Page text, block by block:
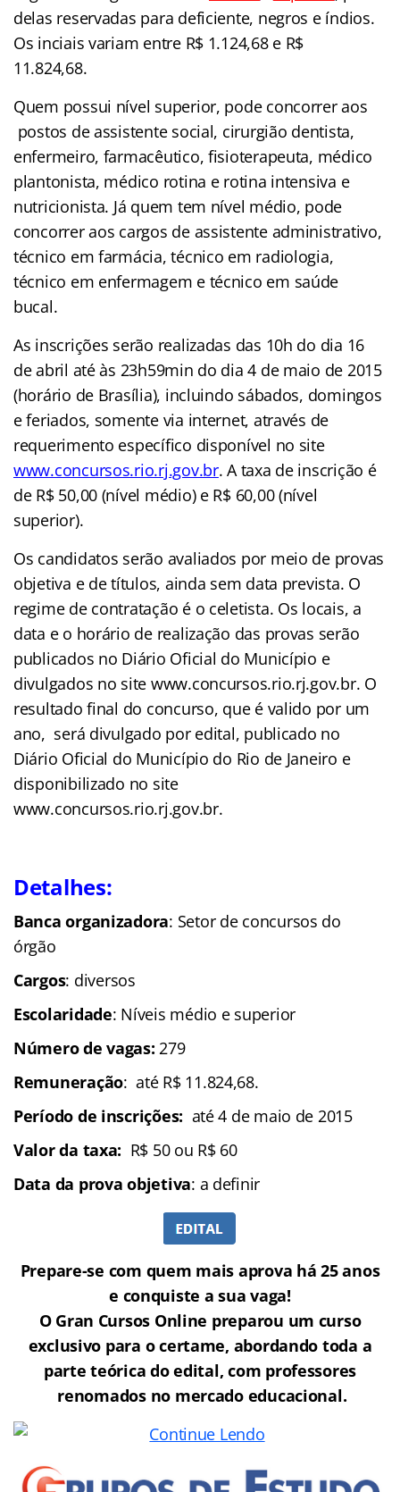
delas reservadas para deficiente, negros e índios.
Os inciais variam entre R$ 1.124,68 e R$
11.824,68.
Quem possui nível superior, pode concorrer aos
postos de assistente social, cirurgião dentista,
enfermeiro, farmacêutico, fisioterapeuta, médico
plantonista, médico rotina e rotina intensiva e
nutricionista. Já quem tem nível médio, pode
concorrer aos cargos de assistente administrativo,
técnico em farmácia, técnico em radiologia,
técnico em enfermagem e técnico em saúde
bucal.
As inscrições serão realizadas das 10h do dia 16
de abril até às 23h59min do dia 4 de maio de 2015
(horário de Brasília), incluindo sábados, domingos
e feriados, somente via internet, através de
requerimento específico disponível no site
www.concursos.rio.rj.gov.br. A taxa de inscrição é
de R$ 50,00 (nível médio) e R$ 60,00 (nível
superior).
Os candidatos serão avaliados por meio de provas
objetiva e de títulos, ainda sem data prevista. O
regime de contratação é o celetista. Os locais, a
data e o horário de realização das provas serão
publicados no Diário Oficial do Município e
divulgados no site www.concursos.rio.rj.gov.br. O
resultado final do concurso, que é valido por um
ano, será divulgado por edital, publicado no
Diário Oficial do Município do Rio de Janeiro e
disponibilizado no site
www.concursos.rio.rj.gov.br.
Detalhes:
Banca organizadora: Setor de concursos do
órgão
Cargos: diversos
Escolaridade: Níveis médio e superior
Número de vagas: 279
Remuneração: até R$ 11.824,68.
Período de inscrições: até 4 de maio de 2015
Valor da taxa: R$ 50 ou R$ 60
Data da prova objetiva: a definir
Prepare-se com quem mais aprova há 25 anos
e conquiste a sua vaga!
O Gran Cursos Online preparou um curso
exclusivo para o certame, abordando toda a
parte teórica do edital, com professores
renomados no mercado educacional.